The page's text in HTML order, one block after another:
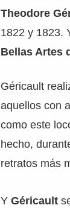
Theodore
1822 y 1823.
Bellas Artes
Géricault
aquellos con
como este
hecho,
retratos más
YGéricault